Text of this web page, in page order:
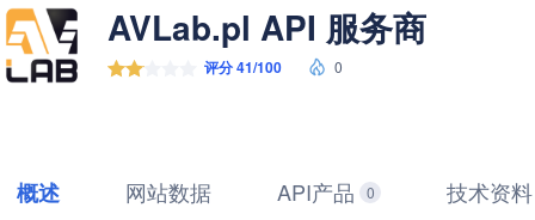
AVLab.pl API 服务商
评分 41/100 0
概述 网站数据 API产品 0 技术资料